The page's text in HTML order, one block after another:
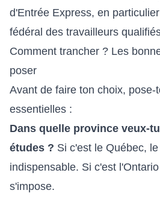
d'Entrée Express, en
fédéral des travailleurs
Comment trancher ? Les
poser
Avant de faire ton choix, pose-
essentielles :
Dans quelle province veux-
études ? Si c'est le Québec,
indispensable. Si c'est
s'impose.